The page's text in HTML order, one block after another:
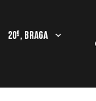
20º, Braga